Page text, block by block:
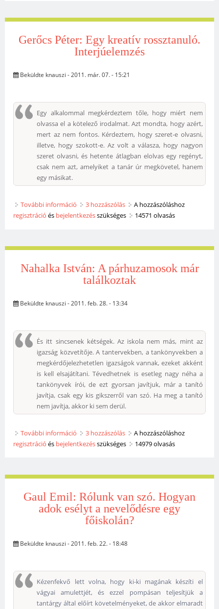
Gerőcs Péter: Egy kreatív rossztanuló.
Interjúelemzés
Beküldte knauszi - 2011. már. 07. - 15:21
Egy alkalommal megkérdeztem tőle, hogy miért nem
olvassa el a kötelező irodalmat. Azt mondta, hogy azért,
mert az nem fontos. Kérdeztem, hogy szeret-e olvasni,
illetve, hogy szokott-e. Az volt a válasza, hogy nagyon
szeret olvasni, és hetente átlagban elolvas egy regényt,
csak nem azt, amelyiket a tanár úr megkövetel, hanem
egy másikat.
További információ Gerőcs Péter: Egy kreatív rossztanuló.
Interjúelemzés tartalommal kapcsolatosan
3 hozzászólás
A hozzászóláshoz
regisztráció és bejelentkezésszükséges 14571 olvasás
Nahalka István: A párhuzamosok már
találkoztak
Beküldte knauszi - 2011. feb. 28. - 13:34
És itt sincsenek kétségek. Az iskola nem más, mint az
igazság közvetítője. A tantervekben, a tankönyvekben a
megkérdőjelezhetetlen igazságok vannak, ezeket akként
is kell elsajátítani. Tévedhetnek is esetleg nagy néha a
tankönyvek írói, de ezt gyorsan javítjuk, már a tanító
javítja, csak egy kis gikszerről van szó. Ha meg a tanító
nem javítja, akkor ki sem derül.
További információ Nahalka István: A párhuzamosok már
találkoztak tartalommal kapcsolatosan
3 hozzászólás
A hozzászóláshoz
regisztráció és bejelentkezésszükséges 14979 olvasás
Gaul Emil: Rólunk van szó. Hogyan
adok esélyt a nevelődésre egy
főiskolán?
Beküldte knauszi - 2011. feb. 22. - 18:48
Kézenfekvő lett volna, hogy ki-ki magának készíti el
vágyai amulettjét, és ezzel pompásan teljesítjük a
tantárgy által előírt követelményeket, de akkor elmaradt